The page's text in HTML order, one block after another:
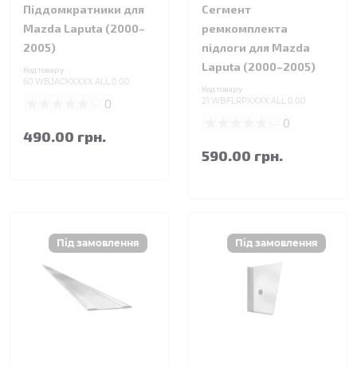
Піддомкратники для
Mazda Laputa (2000–
2005)
Код товару:
60.WBJACKXXXX.ALL.0.00
0
490.00 грн.
Сегмент
ремкомплекта
підлоги для Mazda
Laputa (2000–2005)
Код товару:
21.WBFLRPXXXX.ALL.0.00
0
590.00 грн.